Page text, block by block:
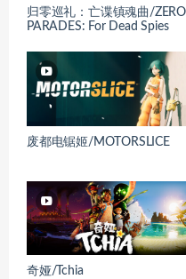
归零巡礼：亡谍镇魂曲/ZERO
PARADES: For Dead Spies
废都电锯姬/MOTORSLICE
奇娅/Tchia